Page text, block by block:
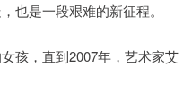
也是一段艰难的新征程。
孩，直到2007年，艺术家艾